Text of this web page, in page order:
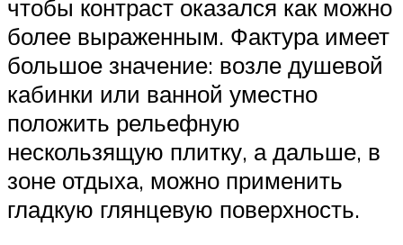
чтобы контраст оказался как можно
более выраженным. Фактура имеет
большое значение: возле душевой
кабинки или ванной уместно
положить рельефную
нескользящую плитку, а дальше, в
зоне отдыха, можно применить
гладкую глянцевую поверхность.